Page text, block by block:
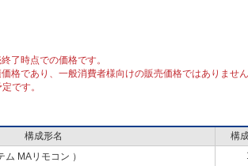
了時点での価格です。
格であり、一般消費者様向けの販売価格ではありません
です。
構成形名
構
ム MAリモコン ）